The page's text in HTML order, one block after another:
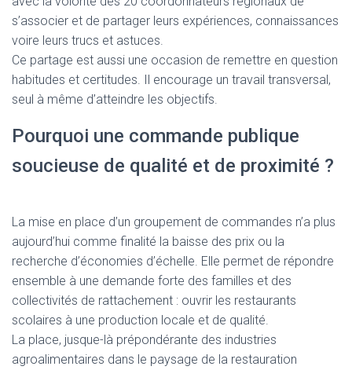
s’associer et de partager leurs expériences, connaissances
voire leurs trucs et astuces.
Ce partage est aussi une occasion de remettre en question
habitudes et certitudes. Il encourage un travail transversal,
seul à même d’atteindre les objectifs.
Pourquoi une commande publique
soucieuse de qualité et de proximité ?
La mise en place d’un groupement de commandes n’a plus
aujourd’hui comme finalité la baisse des prix ou la
recherche d’économies d’échelle. Elle permet de répondre
ensemble à une demande forte des familles et des
collectivités de rattachement : ouvrir les restaurants
scolaires à une production locale et de qualité.
La place, jusque-là prépondérante des industries
agroalimentaires dans le paysage de la restauration